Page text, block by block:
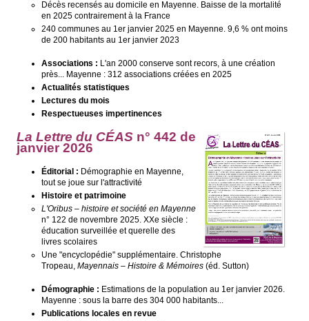
Décès recensés au domicile en Mayenne. Baisse de la mortalité
en 2025 contrairement à la France
240 communes au 1er janvier 2025 en Mayenne. 9,6 % ont moins
de 200 habitants au 1er janvier 2023
Associations : L'an 2000 conserve sont recors, à une création
près... Mayenne : 312 associations créées en 2025
Actualités statistiques
Lectures du mois
Respectueuses impertinences
La Lettre du CÉASn° 442 de
janvier 2026
Éditorial : Démographie en Mayenne,
tout se joue sur l'attractivité
Histoire et patrimoine
L'Oribus – histoire et société en Mayenne
n° 122 de novembre 2025. XXe siècle :
éducation surveillée et querelle des
livres scolaires
Une "encyclopédie" supplémentaire. Christophe
Tropeau, Mayennais – Histoire & Mémoires(éd. Sutton)
Démographie : Estimations de la population au 1er janvier 2026.
Mayenne : sous la barre des 304 000 habitants...
Publications locales en revue